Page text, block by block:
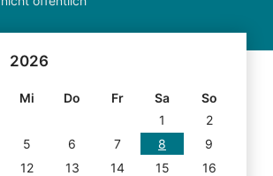
2026
Mi Do Fr Sa
So
1
2
5 6 7 8
9
12 13 14 15
16